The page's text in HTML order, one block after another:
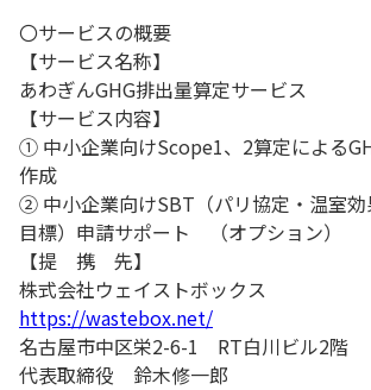
〇サービスの概要
【サービス名称】
あわぎんGHG排出量算定サービス
【サービス内容】
① 中小企業向けScope1、2算定による
作成
② 中小企業向けSBT（パリ協定・温室
目標）申請サポート （オプション）
【提 携 先】
株式会社ウェイストボックス
https://wastebox.net/
名古屋市中区栄2-6-1 RT白川ビル2階
代表取締役 鈴木修一郎